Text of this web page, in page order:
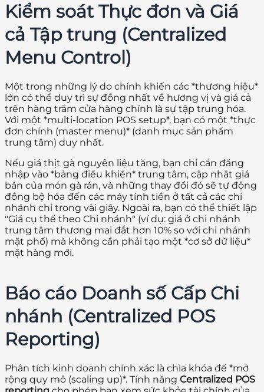
Kiểm soát Thực đơn và Giá
cả Tập trung (Centralized
Menu Control)
Một trong những lý do chính khiến các *thương hiệu*
lớn có thể duy trì sự đồng nhất về hương vị và giá cả
trên hàng trăm cửa hàng chính là sự tập trung hóa.
Với một *multi-location POS setup*, bạn có một *thực
đơn chính (master menu)* (danh mục sản phẩm
trung tâm) duy nhất.
Nếu giá thịt gà nguyên liệu tăng, bạn chỉ cần đăng
nhập vào *bảng điều khiển* trung tâm, cập nhật giá
bán của món gà rán, và những thay đổi đó sẽ tự động
đồng bộ hóa đến các máy tính tiền ở tất cả các chi
nhánh chỉ trong vài giây. Ngoài ra, bạn có thể thiết lập
"Giá cụ thể theo Chi nhánh" (ví dụ: giá ở chi nhánh
trung tâm thương mại đắt hơn 10% so với chi nhánh
mặt phố) mà không cần phải tạo một *cơ sở dữ liệu*
mặt hàng mới.
Báo cáo Doanh số Cấp Chi
nhánh (Centralized POS
Reporting)
Phân tích kinh doanh chính xác là chìa khóa để *mở
rộng quy mô (scaling up)*. Tính năng Centralized POS